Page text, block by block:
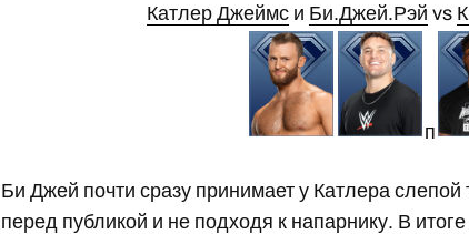
Катлер Джеймс и Би.Джей.Рэй vs
п
Би Джей почти сразу принимает у Катлера слепой
перед публикой и не подходя к напарнику. В